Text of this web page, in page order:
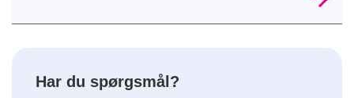
Har du spørgsmål?